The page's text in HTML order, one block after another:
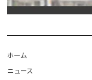
ホーム
ニュース